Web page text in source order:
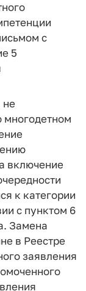
с
5
не
многодетном
включение
к категории
с пунктом 6
Замена
в Реестре
заявления